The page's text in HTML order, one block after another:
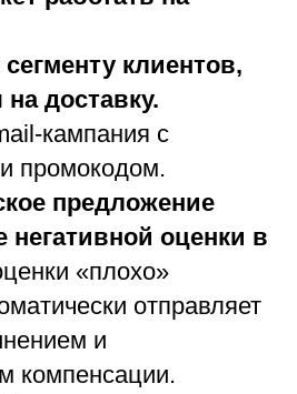
клиентов,
доставку.
кампания с
промокодом.
предложение
негативной оценки в
«плохо»
отправляет
и
компенсации.